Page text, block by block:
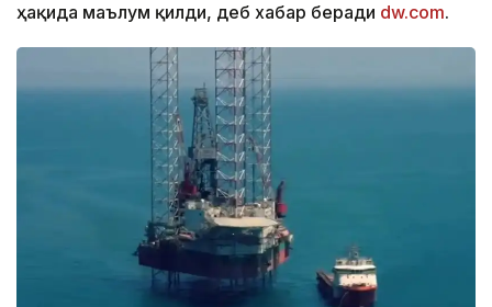
ҳақида маълум қилди, деб хабар беради dw.com.